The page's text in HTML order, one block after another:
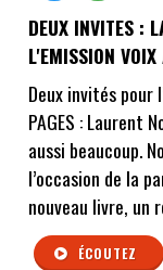
DEUX INVITES :
L'EMISSION
Deux invités pour
PAGES : Laurent
aussi beaucoup.
l’occasion de la
nouveau livre, un
ÉCOUTEZ